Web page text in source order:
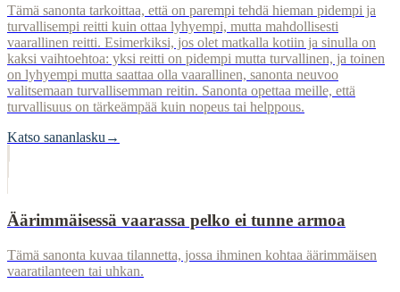
Tämä sanonta tarkoittaa, että on parempi tehdä hieman pidempi ja
turvallisempi reitti kuin ottaa lyhyempi, mutta mahdollisesti
vaarallinen reitti. Esimerkiksi, jos olet matkalla kotiin ja sinulla on
kaksi vaihtoehtoa: yksi reitti on pidempi mutta turvallinen, ja toinen
on lyhyempi mutta saattaa olla vaarallinen, sanonta neuvoo
valitsemaan turvallisemman reitin. Sanonta opettaa meille, että
turvallisuus on tärkeämpää kuin nopeus tai helppous.
Katso sananlasku →
Äärimmäisessä vaarassa pelko ei tunne armoa
Tämä sanonta kuvaa tilannetta, jossa ihminen kohtaa äärimmäisen
vaaratilanteen tai uhkan.